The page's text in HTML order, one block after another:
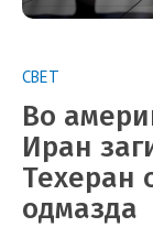
СВЕТ
Во
Иран
Техеран
одмазда